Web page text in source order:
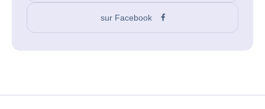
sur Facebook